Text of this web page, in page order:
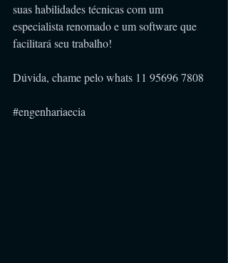
suas habilidades técnicas com um
especialista renomado e um software que
facilitará seu trabalho!
Dúvida, chame pelo whats 11 95696 7808
#engenhariaecia